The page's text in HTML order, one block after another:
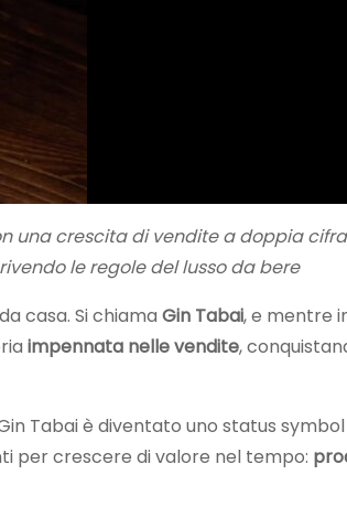
crescita di vendite a doppia
le regole del lusso da bere
casa. Si chiama Gin Tabai, e mentre
impennata nelle vendite,
Tabai è diventato uno status
per crescere di valore nel tempo: